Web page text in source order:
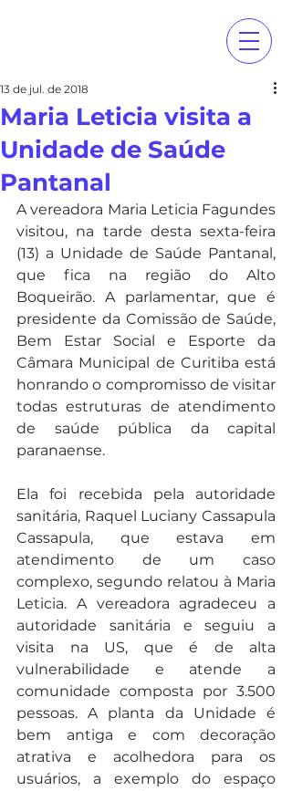
Maria Leticia visita a
Unidade de Saúde
Pantanal
13 de jul. de 2018
A vereadora Maria Leticia Fagundes
visitou, na tarde desta sexta-feira
(13) a Unidade de Saúde Pantanal,
que fica na região do Alto
Boqueirão. A parlamentar, que é
presidente da Comissão de Saúde,
Bem Estar Social e Esporte da
Câmara Municipal de Curitiba está
honrando o compromisso de visitar
todas estruturas de atendimento
de saúde pública da capital
paranaense.
Ela foi recebida pela autoridade
sanitária, Raquel Luciany Cassapula
Cassapula, que estava em
atendimento de um caso
complexo, segundo relatou à Maria
Leticia. A vereadora agradeceu a
autoridade sanitária e seguiu a
visita na US, que é de alta
vulnerabilidade e atende a
comunidade composta por 3.500
pessoas. A planta da Unidade é
bem antiga e com decoração
atrativa e acolhedora para os
usuários, a exemplo do espaço